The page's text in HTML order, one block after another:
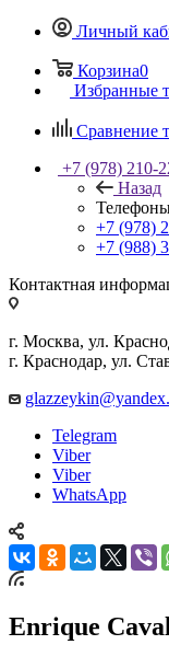
Личный
Корзина0
Избранные
Сравнение
+7 (978) 210-
Назад
+7 (978)
+7 (988)
Контактная
г. Москва, ул.
г. Краснодар, ул.
Telegram
Viber
Viber
WhatsApp
Enrique